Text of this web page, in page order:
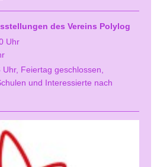
des Vereins Polylog
Uhr
Feiertag geschlossen,
und Interessierte nach